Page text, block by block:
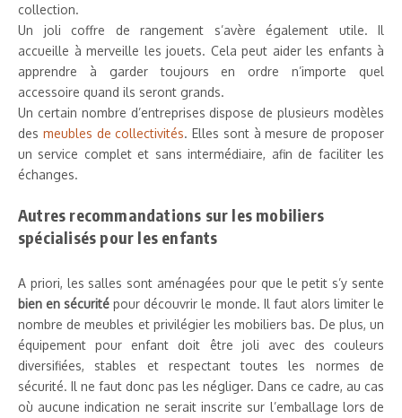
collection.
Un joli coffre de rangement s’avère également utile. Il
accueille à merveille les jouets. Cela peut aider les enfants à
apprendre à garder toujours en ordre n’importe quel
accessoire quand ils seront grands.
Un certain nombre d’entreprises dispose de plusieurs modèles
des meubles de collectivités. Elles sont à mesure de proposer
un service complet et sans intermédiaire, afin de faciliter les
échanges.
Autres recommandations sur les mobiliers
spécialisés pour les enfants
A priori, les salles sont aménagées pour que le petit s’y sente
bien en sécurité pour découvrir le monde. Il faut alors limiter le
nombre de meubles et privilégier les mobiliers bas. De plus, un
équipement pour enfant doit être joli avec des couleurs
diversifiées, stables et respectant toutes les normes de
sécurité. Il ne faut donc pas les négliger. Dans ce cadre, au cas
où aucune indication ne serait inscrite sur l’emballage lors de